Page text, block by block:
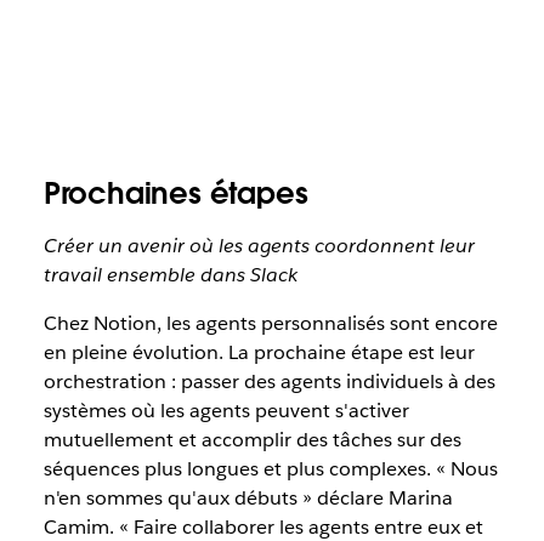
Prochaines étapes
Créer un avenir où les agents coordonnent leur
travail ensemble dans Slack
Chez Notion, les agents personnalisés sont encore
en pleine évolution. La prochaine étape est leur
orchestration : passer des agents individuels à des
systèmes où les agents peuvent s'activer
mutuellement et accomplir des tâches sur des
séquences plus longues et plus complexes. « Nous
n'en sommes qu'aux débuts » déclare Marina
Camim. « Faire collaborer les agents entre eux et